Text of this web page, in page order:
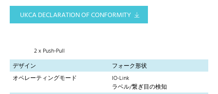
UKCA DECLARATION OF CONFORMITY
2 x Push-Pull
デザイン
フォーク形状
オペレーティングモード
IO-Link
ラベル/繋ぎ目の検知